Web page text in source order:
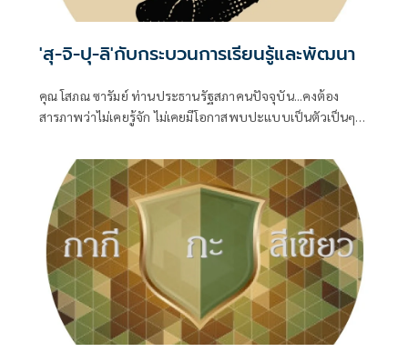
'สุ-จิ-ปุ-ลิ'กับกระบวนการเรียนรู้และพัฒนา
คุณ โสภณ ซารัมย์ ท่านประธานรัฐสภาคนปัจจุบัน...คงต้อง
สารภาพว่าไม่เคยรู้จัก ไม่เคยมีโอกาสพบปะแบบเป็นตัวเป็นๆ
พอที่จะดำรงตำแหน่ง